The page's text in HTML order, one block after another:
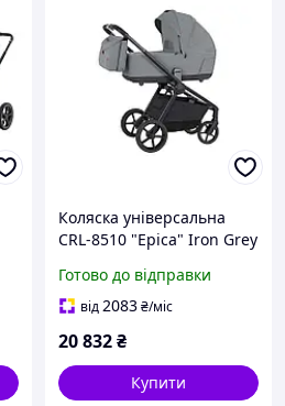
Коляска універсальна
CRL-8510 "Epica" Iron Grey
Готово до відправки
від2083₴/міс
20 832₴
Купити